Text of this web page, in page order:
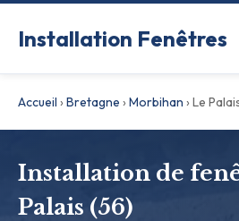
Installation Fenêtres
Accueil ›Bretagne ›Morbihan ›Le
Installation de
Palais (56)